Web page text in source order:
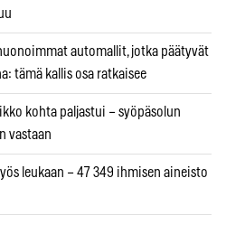
automallit, jotka päätyvät
tämä kallis osa ratkaisee
kohta paljastui – syöpäsolun
vastaan
leukaan – 47 349 ihmisen aineisto